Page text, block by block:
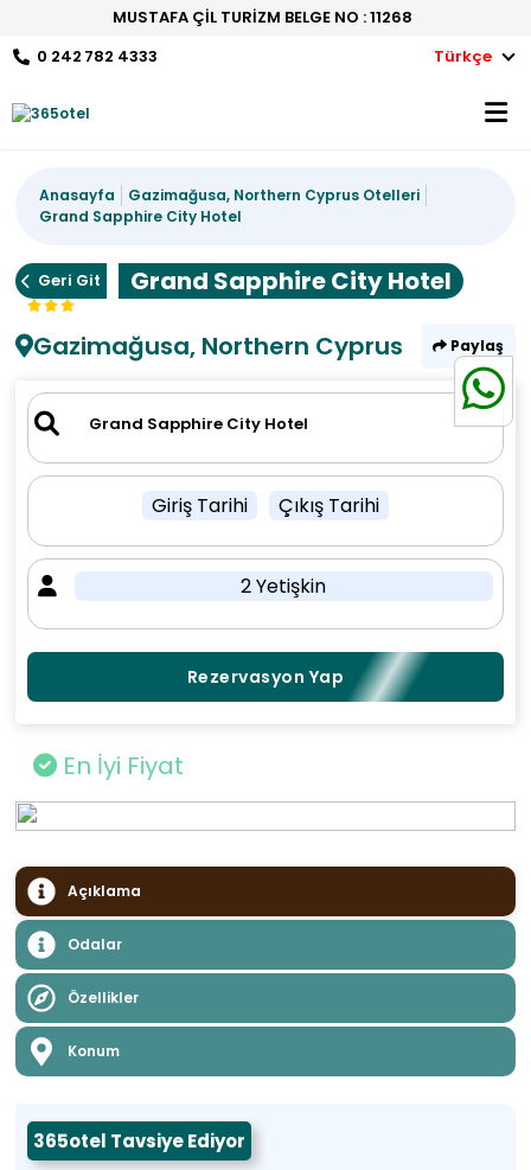
MUSTAFA ÇİL TURİZM BELGE NO : 11268
0 242 782 4333
Türkçe
Anasayfa
Gazimağusa, Northern Cyprus Otelleri
Grand Sapphire City Hotel
Geri Git
Grand Sapphire City Hotel
Gazimağusa, Northern Cyprus
Paylaş
Giriş Tarihi Çıkış Tarihi
2 Yetişkin
Rezervasyon Yap
En İyi Fiyat
Açıklama
Odalar
Özellikler
Konum
365otel Tavsiye Ediyor